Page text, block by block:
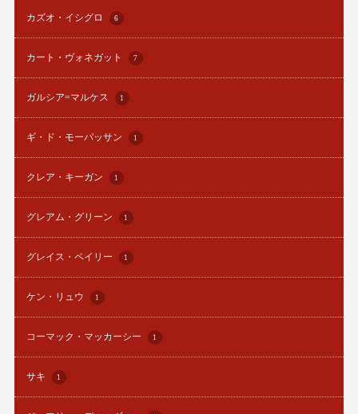
カズオ・イシグロ 6
カート・ヴォネガット 7
ガルシア=マルケス 1
ギ・ド・モーパッサン 1
クレア・キーガン 1
グレアム・グリーン 1
グレイス・ペイリー 1
ケン・リュウ 1
コーマック・マッカーシー 1
サキ 1